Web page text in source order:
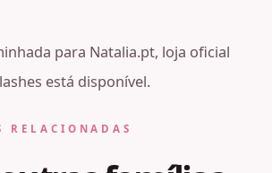
para Natalia.pt, loja oficial
está disponível.
RELACIONADAS